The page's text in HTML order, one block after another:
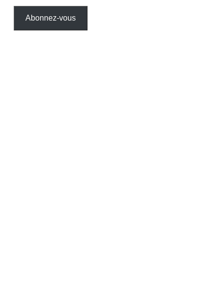
Abonnez-vous